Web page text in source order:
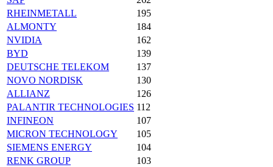
RHEINMETALL
195
ALMONTY
184
NVIDIA
162
BYD
139
DEUTSCHE TELEKOM
137
NOVO NORDISK
130
ALLIANZ
126
PALANTIR TECHNOLOGIES 112
INFINEON
107
MICRON TECHNOLOGY
105
SIEMENS ENERGY
104
RENK GROUP
103